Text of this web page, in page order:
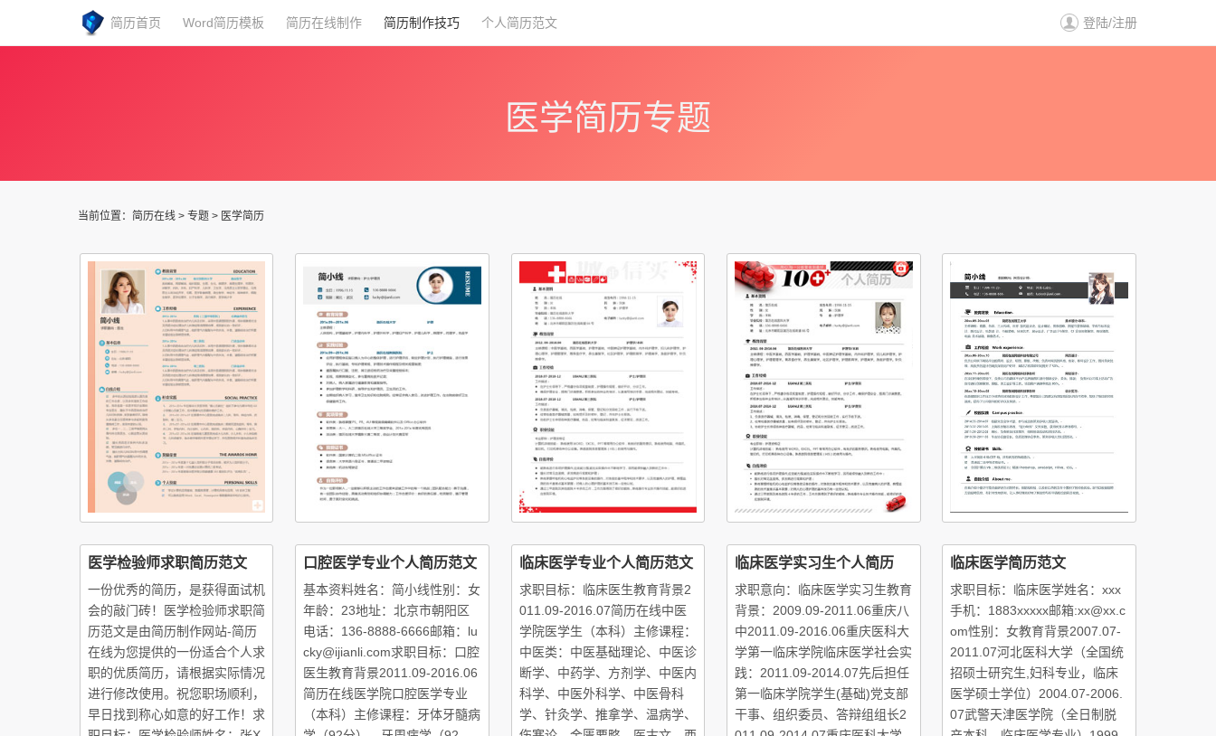
简历首页 Word简历模板 简历在线制作 简历制作技巧 个人简历范文 登陆/注册
医学简历专题
当前位置： 简历在线 > 专题 > 医学简历
医学检验师求职简历范文
一份优秀的简历，是获得面试机
会的敲门砖！医学检验师求职简
历范文是由简历制作网站-简历
在线为您提供的一份适合个人求
职的优质简历，请根据实际情况
进行修改使用。祝您职场顺利，
早日找到称心如意的好工作！求
口腔医学专业个人简历范文
基本资料姓名：简小线性别：女
年龄：23地址：北京市朝阳区
电话：136-8888-6666邮箱：lu
cky@ijianli.com求职目标：口腔
医生教育背景2011.09-2016.06
简历在线医学院口腔医学专业
（本科）主修课程：牙体牙髓病
临床医学专业个人简历范文
求职目标：临床医生教育背景2
011.09-2016.07简历在线中医
学院医学生（本科）主修课程：
中医类：中医基础理论、中医诊
断学、中药学、方剂学、中医内
科学、中医外科学、中医骨科
学、针灸学、推拿学、温病学、
临床医学实习生个人简历
求职意向：临床医学实习生教育
背景：2009.09-2011.06重庆八
中2011.09-2016.06重庆医科大
学第一临床学院临床医学社会实
践：2011.09-2014.07先后担任
第一临床学院学生(基础)党支部
干事、组织委员、答辩组组长2
临床医学简历范文
求职目标：临床医学姓名：xxx
手机：1883xxxxx邮箱:xx@xx.c
om性别：女教育背景2007.07-
2011.07河北医科大学（全国统
招硕士研究生,妇科专业，临床
医学硕士学位）2004.07-2006.
07武警天津医学院（全日制脱